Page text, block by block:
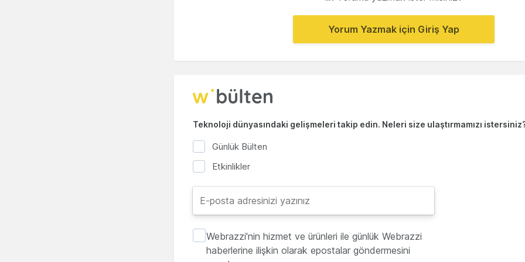
Yorum Yazmak için Giriş Yap
Teknoloji dünyasındaki gelişmeleri takip edin. Neleri size ulaştırmamızı
Günlük Bülten
Etkinlikler
Webrazzi'nin hizmet ve ürünleri ile günlük Webrazzi
haberlerine ilişkin olarak epostalar göndermesini